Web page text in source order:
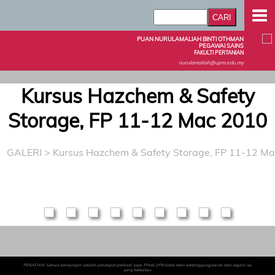
PUAN NURULAMALIAH BINTI OTHMAN
PEGAWAI SAINS
FAKULTI PERTANIAN
nurulamaliah@upm.edu.my
Kursus Hazchem & Safety
Storage, FP 11-12 Mac 2010
GALERI > Kursus Hazchem & Safety Storage, FP 11-12
PENAFIAN: Semua kandungan adalah pendapat peribadi saya. Pihak UPM tidak akan bertanggungjawab atas segala isu
yang berkaitan.